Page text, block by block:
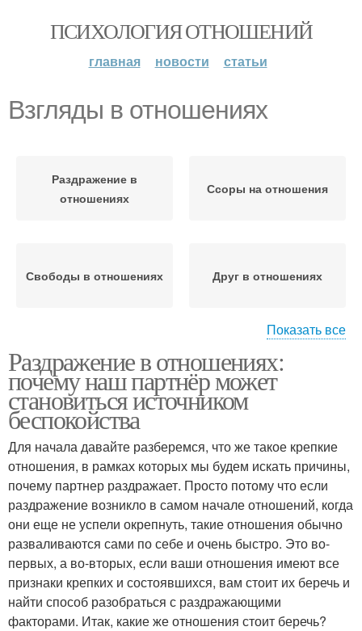
ПСИХОЛОГИЯ ОТНОШЕНИЙ
главная новости статьи
Взгляды в отношениях
Раздражение в
отношениях
Ссоры на отношения
Свободы в отношениях Друг в отношениях
отношениях
Показать все
Раздражение в отношениях:
почему наш партнёр может
становиться источником
беспокойства
Для начала давайте разберемся, что же такое крепкие
отношения, в рамках которых мы будем искать причины,
почему партнер раздражает. Просто потому что если
раздражение возникло в самом начале отношений, когда
они еще не успели окрепнуть, такие отношения обычно
разваливаются сами по себе и очень быстро. Это во-
первых, а во-вторых, если ваши отношения имеют все
признаки крепких и состоявшихся, вам стоит их беречь и
найти способ разобраться с раздражающими
факторами. Итак, какие же отношения стоит беречь?